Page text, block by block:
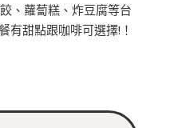
、蘿蔔糕、炸豆腐等台
有甜點跟咖啡可選擇!！